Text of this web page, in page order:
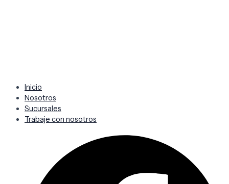
Inicio
Nosotros
Sucursales
Trabaje con nosotros